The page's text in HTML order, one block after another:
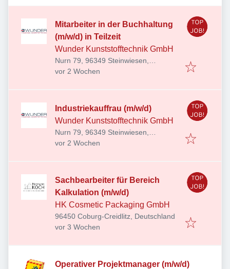
Mitarbeiter in der Buchhaltung
(m/w/d) in Teilzeit
Wunder Kunststofftechnik GmbH
Nurn 79, 96349 Steinwiesen,
Deutschland
Veröffentlicht:
vor 2 Wochen
Industriekauffrau (m/w/d)
Wunder Kunststofftechnik GmbH
Nurn 79, 96349 Steinwiesen,
Deutschland
Veröffentlicht:
vor 2 Wochen
Sachbearbeiter für Bereich
Kalkulation (m/w/d)
HK Cosmetic Packaging GmbH
96450 Coburg-Creidlitz, Deutschland
Veröffentlicht:
vor 3 Wochen
Operativer Projektmanager (m/w/d)